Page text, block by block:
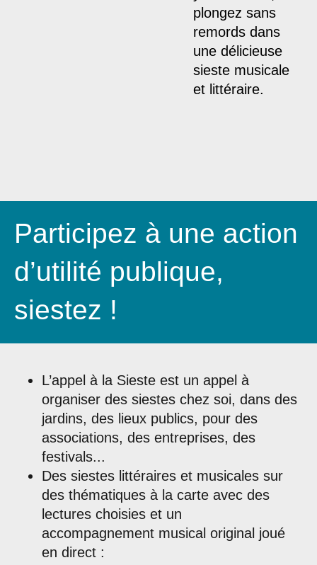
plongez sans
remords dans
une délicieuse
sieste musicale
et littéraire.
Participez à une action
d’utilité publique,
siestez !
L’appel à la Sieste est un appel à
organiser des siestes chez soi, dans des
jardins, des lieux publics, pour des
associations, des entreprises, des
festivals...
Des siestes littéraires et musicales sur
des thématiques à la carte avec des
lectures choisies et un
accompagnement musical original joué
en direct :